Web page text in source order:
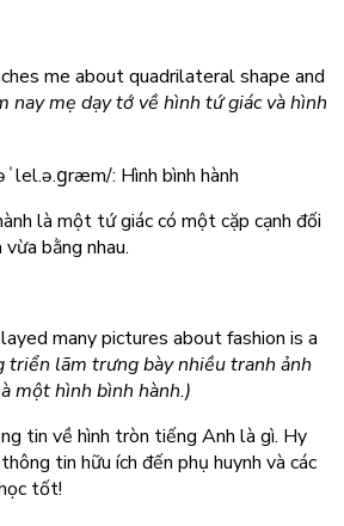
me about quadrilateral shape and
nay mẹ dạy tớ về hình tứ giác và hình
: Hình bình hành
là một tứ giác có một cặp cạnh đối
bằng nhau.
many pictures about fashion is a
triển lãm trưng bày nhiều tranh ảnh
một hình bình hành.)
tin về hình tròn tiếng Anh là gì. Hy
tin hữu ích đến phụ huynh và các
tốt!